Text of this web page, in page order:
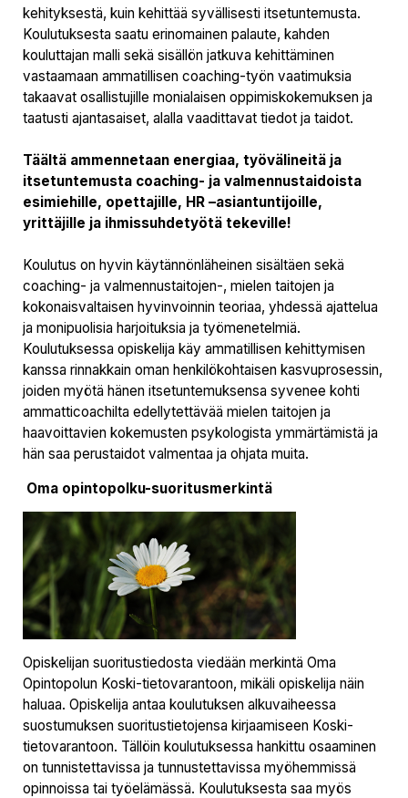
kehityksestä, kuin kehittää syvällisesti itsetuntemusta.
Koulutuksesta saatu erinomainen palaute, kahden
kouluttajan malli sekä sisällön jatkuva kehittäminen
vastaamaan ammatillisen coaching-työn vaatimuksia
takaavat osallistujille monialaisen oppimiskokemuksen ja
taatusti ajantasaiset, alalla vaadittavat tiedot ja taidot.
Täältä ammennetaan energiaa, työvälineitä ja
itsetuntemusta coaching- ja valmennustaidoista
esimiehille, opettajille, HR –asiantuntijoille,
yrittäjille ja ihmissuhdetyötä tekeville!
Koulutus on hyvin käytännönläheinen sisältäen sekä
coaching- ja valmennustaitojen-, mielen taitojen ja
kokonaisvaltaisen hyvinvoinnin teoriaa, yhdessä ajattelua
ja monipuolisia harjoituksia ja työmenetelmiä.
Koulutuksessa opiskelija käy ammatillisen kehittymisen
kanssa rinnakkain oman henkilökohtaisen kasvuprosessin,
joiden myötä hänen itsetuntemuksensa syvenee kohti
ammatticoachilta edellytettävää mielen taitojen ja
haavoittavien kokemusten psykologista ymmärtämistä ja
hän saa perustaidot valmentaa ja ohjata muita.
Oma opintopolku-suoritusmerkintä
Opiskelijan suoritustiedosta viedään merkintä Oma
Opintopolun Koski-tietovarantoon, mikäli opiskelija näin
haluaa. Opiskelija antaa koulutuksen alkuvaiheessa
suostumuksen suoritustietojensa kirjaamiseen Koski-
tietovarantoon. Tällöin koulutuksessa hankittu osaaminen
on tunnistettavissa ja tunnustettavissa myöhemmissä
opinnoissa tai työelämässä. Koulutuksesta saa myös